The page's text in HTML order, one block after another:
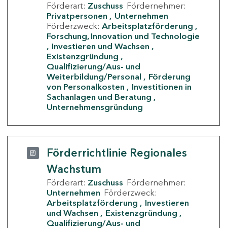
Förderart: Zuschuss Fördernehmer:
Privatpersonen
Unternehmen
Förderzweck: Arbeitsplatzförderung
Forschung, Innovation und Technologie
Investieren und Wachsen
Existenzgründung
Qualifizierung/Aus- und
Weiterbildung/Personal
Förderung
von Personalkosten
Investitionen in
Sachanlagen und Beratung
Unternehmensgründung
Förderrichtlinie Regionales
Wachstum
Förderart: Zuschuss Fördernehmer:
Unternehmen Förderzweck:
Arbeitsplatzförderung
Investieren
und Wachsen
Existenzgründung
Qualifizierung/Aus- und